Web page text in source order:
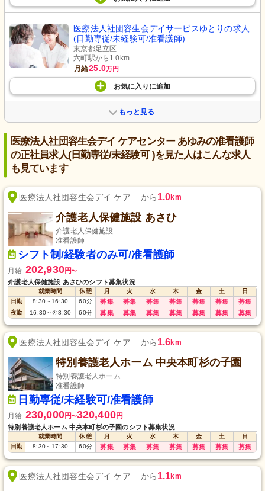
医療法人社団容生会デイサービスゆとりの求人
(日勤専従/未経験可/准看護師)
東京都足立区
六町駅から1.0km
月給25.0万円
お気に入り に追加
もっと見る
医療法人社団容生会デイ ケアセンター あゆみの准看護師
の正社員求人(日勤専従/未経験可 )を見た人はこんな求人
も見ています
医療法人社団容生会デイ ケア... から1.0km
介護老人保健施設 あさひ
介護老人保健施設
准看護師
シフト制/経験者のみ可/准看護師
月給 202,930円〜
介護老人保健施設 あさひのシフト募集状況
就業時間 休憩 月 火 水 木 金 土
日
日勤
8:30～16:30 60分 募集 募集 募集 募集 募集 募集 募集
夜勤 16:30～翌8:30 60分 募集 募集 募集 募集 募集 募集 募集
医療法人社団容生会デイ ケア... から1.6km
特別養護老人ホーム 中央本町杉の子園
特別養護老人ホーム
准看護師
日勤専従/未経験可/准看護師
月給 230,000円〜320,400円
特別養護老人ホーム 中央本町杉の子園のシフト募集状況
就業時間 休憩 月 火 水 木 金 土
日
日勤
8:30～17:30 60分 募集 募集 募集 募集 募集 募集 募集
医療法人社団容生会デイ ケア... から1.1km